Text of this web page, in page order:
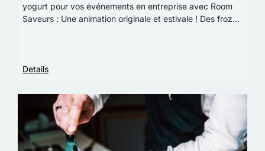
yogurt pour vos événements en entreprise avec Room
Saveurs : Une animation originale et estivale ! Des frozen
Details